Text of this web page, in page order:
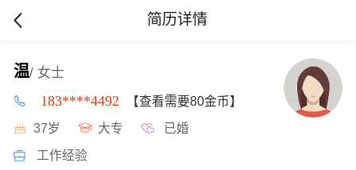
简历详情
温/ 女士
183****4492 【查看需要80金币】
37岁 大专 已婚
工作经验